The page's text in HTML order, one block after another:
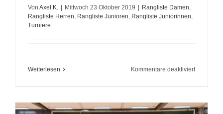
Von Axel K. | Mittwoch 23.Oktober 2019 | Rangliste Damen,
Rangliste Herren, Rangliste Junioren, Rangliste Juniorinnen,
Turniere
Weiterlesen Kommentare deaktiviertfür